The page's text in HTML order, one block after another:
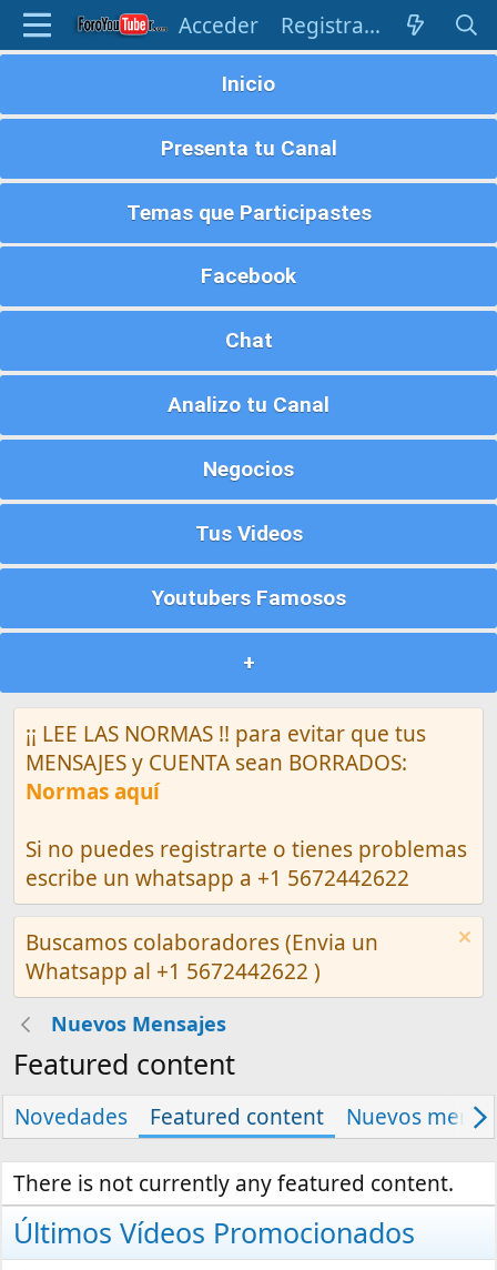
Acceder Registrarse
Inicio
Presenta tu Canal
Temas que Participastes
Facebook
Chat
Analizo tu Canal
Negocios
Tus Videos
Youtubers Famosos
+
¡¡ LEE LAS NORMAS !! para evitar que tus
MENSAJES y CUENTA sean BORRADOS:
Normas aquí
Si no puedes registrarte o tienes problemas
escribe un whatsapp a +1 5672442622
Buscamos colaboradores (Envia un
Whatsapp al +1 5672442622 )
Nuevos Mensajes
Featured content
Novedades Featured content Nuevos
There is not currently any featured content.
Últimos Vídeos Promocionados